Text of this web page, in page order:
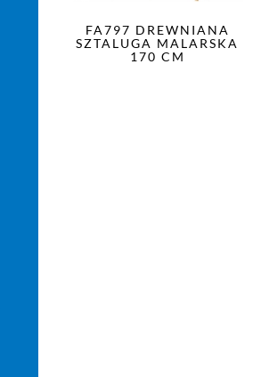
FA797 DREWNIANA
SZTALUGA MALARSKA
170 CM